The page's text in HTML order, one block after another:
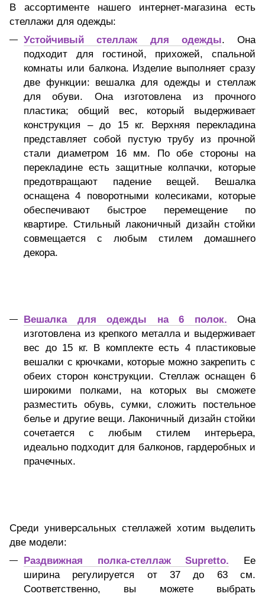
В ассортименте нашего интернет-магазина есть
стеллажи для одежды:
Устойчивый стеллаж для одежды. Она
подходит для гостиной, прихожей, спальной
комнаты или балкона. Изделие выполняет сразу
две функции: вешалка для одежды и стеллаж
для обуви. Она изготовлена из прочного
пластика; общий вес, который выдерживает
конструкция – до 15 кг. Верхняя перекладина
представляет собой пустую трубу из прочной
стали диаметром 16 мм. По обе стороны на
перекладине есть защитные колпачки, которые
предотвращают падение вещей. Вешалка
оснащена 4 поворотными колесиками, которые
обеспечивают быстрое перемещение по
квартире. Стильный лаконичный дизайн стойки
совмещается с любым стилем домашнего
декора.
Вешалка для одежды на 6 полок. Она
изготовлена из крепкого металла и выдерживает
вес до 15 кг. В комплекте есть 4 пластиковые
вешалки с крючками, которые можно закрепить с
обеих сторон конструкции. Стеллаж оснащен 6
широкими полками, на которых вы сможете
разместить обувь, сумки, сложить постельное
белье и другие вещи. Лаконичный дизайн стойки
сочетается с любым стилем интерьера,
идеально подходит для балконов, гардеробных и
прачечных.
Среди универсальных стеллажей хотим выделить
две модели:
Раздвижная полка-стеллаж Supretto. Ее
ширина регулируется от 37 до 63 см.
Соответственно, вы можете выбрать